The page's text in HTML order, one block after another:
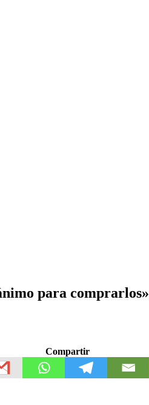
para comprarlos»
Compartir